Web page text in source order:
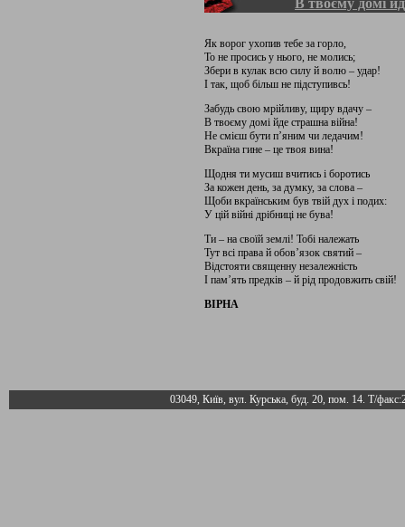
В твоєму домі
Як ворог ухопив тебе за горло,
То не просись у нього, не молись;
Збери в кулак всю силу й волю – удар!
І так, щоб більш не підступивсь!
Забудь свою мрійливу, щиру вдачу –
В твоєму домі йде страшна війна!
Не смієш бути п’яним чи ледачим!
Вкраїна гине – це твоя вина!
Щодня ти мусиш вчитись і боротись
За кожен день, за думку, за слова –
Щоби вкраїнським був твій дух і подих:
У цій війні дрібниці не бува!
Ти – на своїй землі! Тобі належать
Тут всі права й обов’язок святий –
Відстояти священну незалежність
І пам’ять предків – й рід продовжить свій!
ВІРНА
03049, Київ, вул. Курська, буд. 20, пом. 14. Т/